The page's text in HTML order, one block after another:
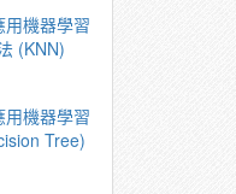
機器學習
(KNN)
機器學習
Tree)